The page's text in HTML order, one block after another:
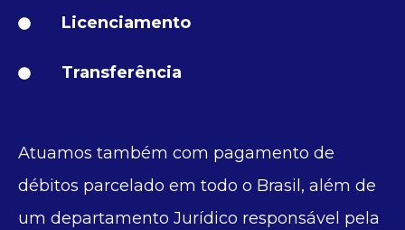
Licenciamento
Transferência
Atuamos também com pagamento de
débitos parcelado em todo o Brasil, além de
um departamento Jurídico responsável pela